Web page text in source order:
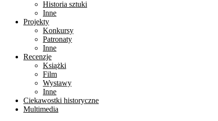
Historia sztuki
Inne
Projekty
Konkursy
Patronaty
Inne
Recenzje
Książki
Film
Wystawy
Inne
Ciekawostki historyczne
Multimedia